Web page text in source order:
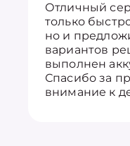
Отличный
только
но и
вариантов
выполнен
Спасибо за
внимание к